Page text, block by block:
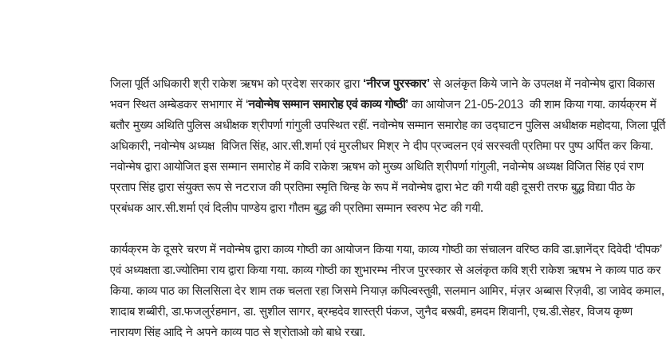
जिला पूर्ति अधिकारी श्री राकेश ऋषभ को प्रदेश सरकार द्वारा ‘नीरज पुरस्कार’से अलंकृत किये जाने के उपलक्ष में नवोन्मेष द्वारा विकास
भवन स्थित अम्बेडकर सभागार में ‘नवोन्मेष सम्मान समारोह एवं काव्य गोष्ठी’का आयोजन 21-05-2013 की शाम किया गया. कार्यक्रम में
बतौर मुख्य अथिति पुलिस अधीक्षक श्रीपर्णा गांगुली उपस्थित रहीं. नवोन्मेष सम्मान समारोह का उद्घाटन पुलिस अधीक्षक महोदया, जिला पूर्ति
अधिकारी, नवोन्मेष अध्यक्ष विजित सिंह, आर.सी.शर्मा एवं मुरलीधर मिश्र ने दीप प्रज्वलन एवं सरस्वती प्रतिमा पर पुष्प अर्पित कर किया.
नवोन्मेष द्वारा आयोजित इस सम्मान समारोह में कवि राकेश ऋषभ को मुख्य अथिति श्रीपर्णा गांगुली, नवोन्मेष अध्यक्ष विजित सिंह एवं राण
प्रताप सिंह द्वारा संयुक्त रूप से नटराज की प्रतिमा स्मृति चिन्ह के रूप में नवोन्मेष द्वारा भेट की गयी वही दूसरी तरफ बुद्ध विद्या पीठ के
प्रबंधक आर.सी.शर्मा एवं दिलीप पाण्डेय द्वारा गौतम बुद्ध की प्रतिमा सम्मान स्वरुप भेट की गयी.
कार्यक्रम के दूसरे चरण में नवोन्मेष द्वारा काव्य गोष्ठी का आयोजन किया गया, काव्य गोष्ठी का संचालन वरिष्ठ कवि डा.ज्ञानेंद्र दिवेदी ‘दीपक’
एवं अध्यक्षता डा.ज्योतिमा राय द्वारा किया गया. काव्य गोष्ठी का शुभारम्भ नीरज पुरस्कार से अलंकृत कवि श्री राकेश ऋषभ ने काव्य पाठ कर
किया. काव्य पाठ का सिलसिला देर शाम तक चलता रहा जिसमे नियाज़ कपिल्वस्तुवी, सलमान आमिर, मंज़र अब्बास रिज़वी, डा जावेद कमाल,
शादाब शब्बीरी, डा.फजलुर्रहमान, डा. सुशील सागर, ब्रम्हदेव शास्त्री पंकज, जुनैद बस्त्वी, हमदम शिवानी, एच.डी.सेहर, विजय कृष्ण
नारायण सिंह आदि ने अपने काव्य पाठ से श्रोताओ को बाधे रखा.